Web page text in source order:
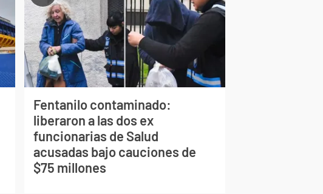
Fentanilo contaminado:
liberaron a las dos ex
funcionarias de Salud
acusadas bajo cauciones de
$75 millones